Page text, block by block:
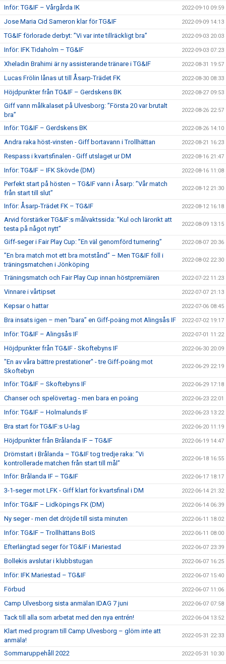
Inför: TG&IF – Vårgårda IK 2022-09-10 09:59
Jose Maria Cid Sameron klar för TG&IF 2022-09-09 14:13
TG&IF förlorade derbyt: ”Vi var inte tillräckligt bra” 2022-09-03 20:03
Inför: IFK Tidaholm – TG&IF 2022-09-03 07:23
Xheladin Brahimi är ny assisterande tränare i TG&IF 2022-08-31 19:57
Lucas Frölin lånas ut till Åsarp-Trädet FK 2022-08-30 08:33
Höjdpunkter från TG&IF – Gerdskens BK 2022-08-27 09:53
Giff vann målkalaset på Ulvesborg: ”Första 20 var brutalt
bra”
2022-08-26 22:57
Inför: TG&IF – Gerdskens BK 2022-08-26 14:10
Andra raka höst-vinsten - Giff bortavann i Trollhättan 2022-08-21 16:23
Respass i kvartsfinalen - Giff utslaget ur DM 2022-08-16 21:47
Inför: TG&IF – IFK Skövde (DM) 2022-08-16 11:08
Perfekt start på hösten – TG&IF vann i Åsarp: ”Vår match
från start till slut”
2022-08-12 21:30
Inför: Åsarp-Trädet FK – TG&IF 2022-08-12 16:18
Arvid förstärker TG&IF:s målvaktssida: ”Kul och lärorikt att
testa på något nytt”
2022-08-09 13:15
Giff-seger i Fair Play Cup: ”En väl genomförd turnering” 2022-08-07 20:36
”En bra match mot ett bra motstånd” – Men TG&IF föll i
träningsmatchen i Jönköping
2022-08-02 22:30
Träningsmatch och Fair Play Cup innan höstpremiären 2022-07-22 11:23
Vinnare i vårtipset 2022-07-07 21:13
Kepsar o hattar 2022-07-06 08:45
Bra insats igen – men ”bara” en Giff-poäng mot Alingsås IF 2022-07-02 19:17
Inför: TG&IF – Alingsås IF 2022-07-01 11:22
Höjdpunkter från TG&IF - Skoftebyns IF 2022-06-30 20:09
"En av våra bättre prestationer" - tre Giff-poäng mot
Skoftebyn
2022-06-29 22:19
Inför: TG&IF – Skoftebyns IF 2022-06-29 17:18
Chanser och spelövertag - men bara en poäng 2022-06-23 22:01
Inför: TG&IF – Holmalunds IF 2022-06-23 13:22
Bra start för TG&IF:s U-lag 2022-06-20 11:19
Höjdpunkter från Brålanda IF – TG&IF 2022-06-19 14:47
Drömstart i Brålanda – TG&IF tog tredje raka: ”Vi
kontrollerade matchen från start till mål”
2022-06-18 16:55
Inför: Brålanda IF – TG&IF 2022-06-17 18:17
3-1-seger mot LFK - Giff klart för kvartsfinal i DM 2022-06-14 21:32
Inför: TG&IF – Lidköpings FK (DM) 2022-06-14 06:39
Ny seger - men det dröjde till sista minuten 2022-06-11 18:02
Inför: TG&IF – Trollhättans BoIS 2022-06-11 08:00
Efterlängtad seger för TG&IF i Mariestad 2022-06-07 23:39
Bollekis avslutar i klubbstugan 2022-06-07 16:25
Inför: IFK Mariestad – TG&IF 2022-06-07 15:40
Förbud 2022-06-07 11:06
Camp Ulvesborg sista anmälan IDAG 7 juni 2022-06-07 07:58
Tack till alla som arbetat med den nya entrén! 2022-06-04 13:52
Klart med program till Camp Ulvesborg – glöm inte att
anmäla!
2022-05-31 22:33
Sommaruppehåll 2022 2022-05-31 10:30